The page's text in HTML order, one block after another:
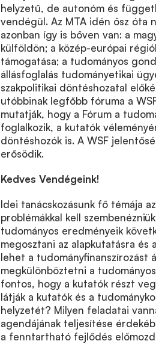
helyzetű, de autonóm és
vendégül. Az MTA idén ősz óta
azonban így is bőven van: a
külföldön; a közép-európai
támogatása; a tudományos
állásfoglalás tudományetikai
szakpolitikai döntéshozatal
utóbbinak legfőbb fóruma a
mutatják, hogy a Fórum a
foglalkozik, a kutatók
döntéshozók is. A WSF
erősödik.
Kedves Vendégeink!
Idei tanácskozásunk fő témája
problémákkal kell
tudományos eredményeik
megosztani az alapkutatásra
lehet a tudományfinanszírozást
megkülönböztetni a
fontos, hogy a kutatók részt
látják a kutatók és a
helyzetét? Milyen feladatai
agendájának teljesítése
a fenntartható fejlődés